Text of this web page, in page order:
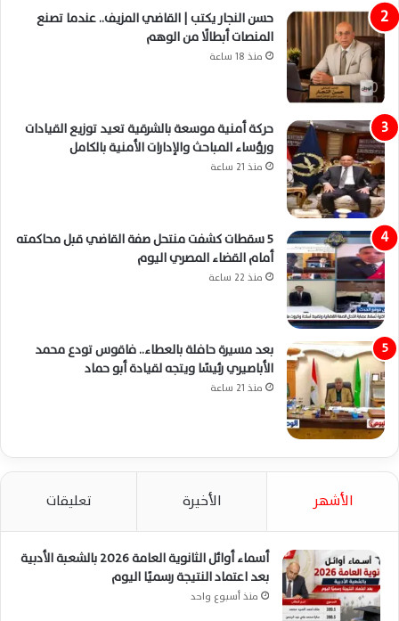
حسن النجار يكتب | القاضي المزيف.. عندما تصنع
المنصات أبطالًا من الوهم
منذ 18 ساعة
حركة أمنية موسعة بالشرقية تعيد توزيع القيادات
ورؤساء المباحث والإدارات الأمنية بالكامل
منذ 21 ساعة
5 سقطات كشفت منتحل صفة القاضي قبل محاكمته
أمام القضاء المصري اليوم
منذ 22 ساعة
بعد مسيرة حافلة بالعطاء.. فاقوس تودع محمد
الأباصيري رئيسًا ويتجه لقيادة أبو حماد
منذ 21 ساعة
الأشهر الأخيرة تعليقات
أسماء أوائل الثانوية العامة 2026 بالشعبة الأدبية
بعد اعتماد النتيجة رسميًا اليوم
منذ أسبوع واحد